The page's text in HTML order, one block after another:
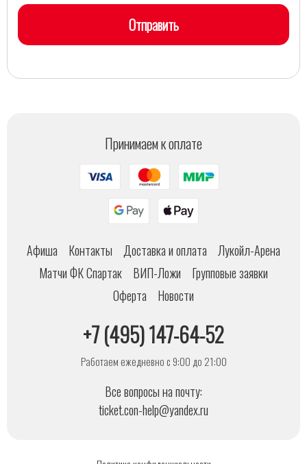
Отправить
Принимаем к оплате
Афиша Контакты Доставка и оплата
Лукойл-Арена
Матчи ФК Спартак
ВИП-Ложи
Групповые заявки
Оферта
Новости
+7 (495) 147-64-52
Работаем ежедневно с 9:00 до 21:00
Все вопросы на почту:
ticket.con-help@yandex.ru